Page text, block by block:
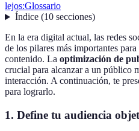
lejos:Glossario
Índice(10 secciones)
En la era digital actual, las redes
de los pilares más importantes
contenido. La optimización de
crucial para alcanzar a un público
interacción. A continuación, te
para lograrlo.
1. Define tu audiencia